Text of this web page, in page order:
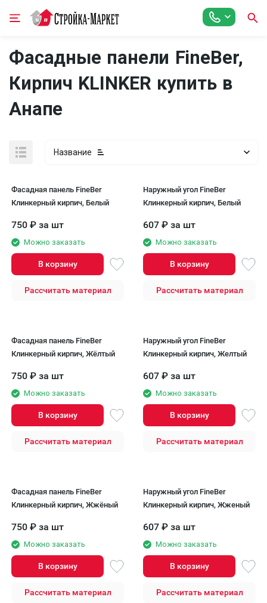
Фасадные панели FineBer,
Кирпич KLINKER купить в
Анапе
Название
Фасадная панель FineBer
Клинкерный кирпич, Белый
750 ₽ за шт
Можно заказать
В корзину
Рассчитать материал
Наружный угол FineBer
Клинкерный кирпич, Белый
607 ₽ за шт
Можно заказать
В корзину
Рассчитать материал
Фасадная панель FineBer
Клинкерный кирпич, Жёлтый
750 ₽ за шт
Можно заказать
В корзину
Рассчитать материал
Наружный угол FineBer
Клинкерный кирпич, Желтый
607 ₽ за шт
Можно заказать
В корзину
Рассчитать материал
Фасадная панель FineBer
Клинкерный кирпич, Жжёный
750 ₽ за шт
Можно заказать
В корзину
Рассчитать материал
Наружный угол FineBer
Клинкерный кирпич, Жженый
607 ₽ за шт
Можно заказать
В корзину
Рассчитать материал